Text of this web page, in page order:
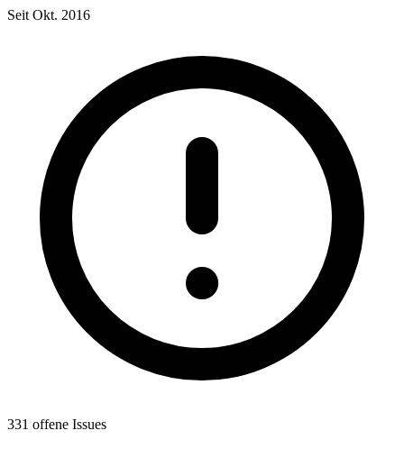
Seit Okt. 2016
331 offene Issues